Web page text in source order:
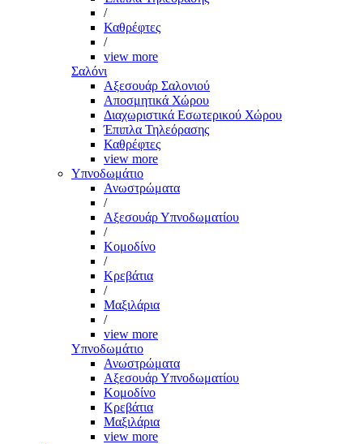
/
Καθρέφτες
/
view more
Σαλόνι
Αξεσουάρ Σαλονιού
Αποσμητικά Χώρου
Διαχωριστικά Εσωτερικού Χώρου
Έπιπλα Τηλεόρασης
Καθρέφτες
view more
Υπνοδωμάτιο
Ανωστρώματα
/
Αξεσουάρ Υπνοδωματίου
/
Κομοδίνο
/
Κρεβάτια
/
Μαξιλάρια
/
view more
Υπνοδωμάτιο
Ανωστρώματα
Αξεσουάρ Υπνοδωματίου
Κομοδίνο
Κρεβάτια
Μαξιλάρια
view more